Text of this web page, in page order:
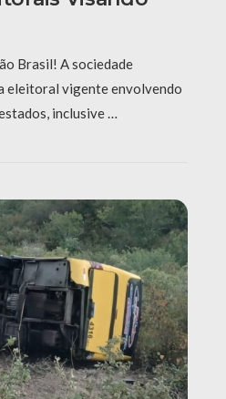
Brasil! A sociedade
eleitoral vigente envolvendo
inclusive …